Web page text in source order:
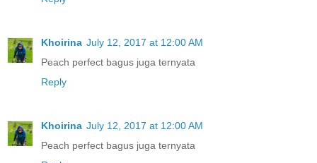
Khoirina July 12, 2017 at 12:00 AM
Peach perfect bagus juga ternyata
Reply
Khoirina July 12, 2017 at 12:00 AM
Peach perfect bagus juga ternyata